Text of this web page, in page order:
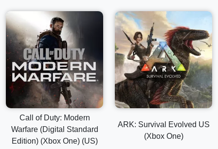
Call of Duty: Modern
Warfare (Digital Standard
Edition) (Xbox One) (US)
ARK: Survival Evolved US
(Xbox One)